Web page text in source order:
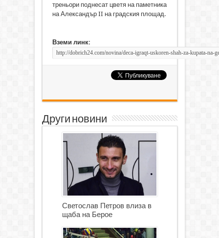
треньори поднесат цветя на паметника
на Александър II на градския площад.
Вземи линк:
Други новини
Светослав Петров влиза в
щаба на Берое